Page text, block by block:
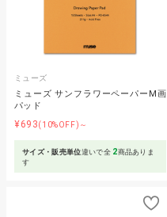
ミューズ
ミューズ サンフラワーペーパーM画
パッド
¥693(10%OFF)～
サイズ・販売単位違いで全 2商品ありま
す